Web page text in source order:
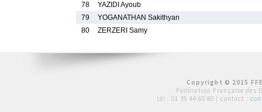
78
YAZIDI Ayoub
79
YOGANATHAN Sakithyan
80
ZERZERI Samy
Copyright © 2015
Fédération Française des
tél : 01 39 44 65 80 | contact :